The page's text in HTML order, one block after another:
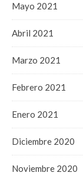
Mayo 2021
Abril 2021
Marzo 2021
Febrero 2021
Enero 2021
Diciembre 2020
Noviembre 2020